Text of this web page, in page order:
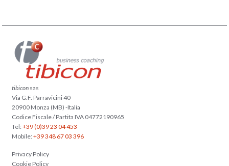
tibicon sas
Via G.F. Parravicini 40
20900 Monza (MB) -Italia
Codice Fiscale / Partita IVA 04772190965
Tel:+39 (0)39 23 04 453
Mobile:+39 348 67 03 396
Privacy Policy
Cookie Policy